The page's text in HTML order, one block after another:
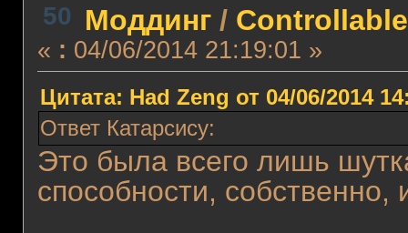
50 Моддинг/
« : 04/06/2014 21:19:01 »
Цитата: Had Zeng от 04/06/2014
Ответ Катарсису:
Это была всего лишь
способности, собственно,